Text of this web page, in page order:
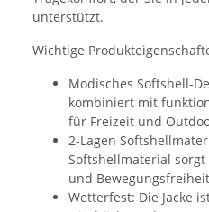
unterstützt.
Wichtige
Modisches Softshell-
kombiniert mit
für Freizeit und
2-Lagen
Softshellmaterial
und
Wetterfest: Die Jacke